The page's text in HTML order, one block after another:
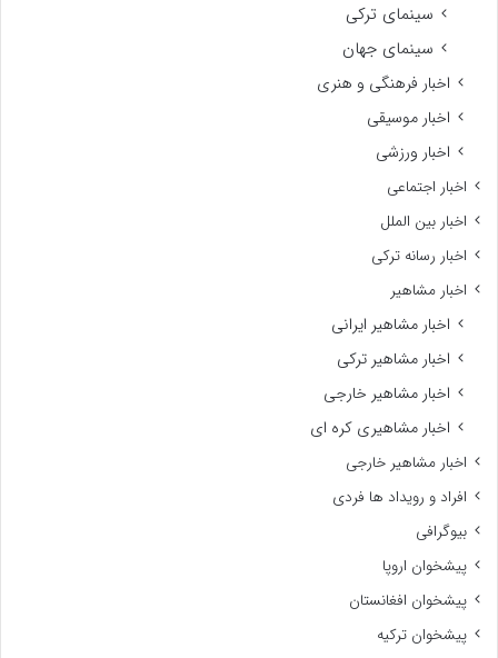
سینمای ترکی
سینمای جهان
اخبار فرهنگی و هنری
اخبار موسیقی
اخبار ورزشی
اخبار اجتماعی
اخبار بین الملل
اخبار رسانه ترکی
اخبار مشاهیر
اخبار مشاهیر ایرانی
اخبار مشاهیر ترکی
اخبار مشاهیر خارجی
اخبار مشاهیری کره ای
اخبار مشاهیر خارجی
افراد و رویداد ها فردی
بیوگرافی
پیشخوان اروپا
پیشخوان افغانستان
پیشخوان ترکیه